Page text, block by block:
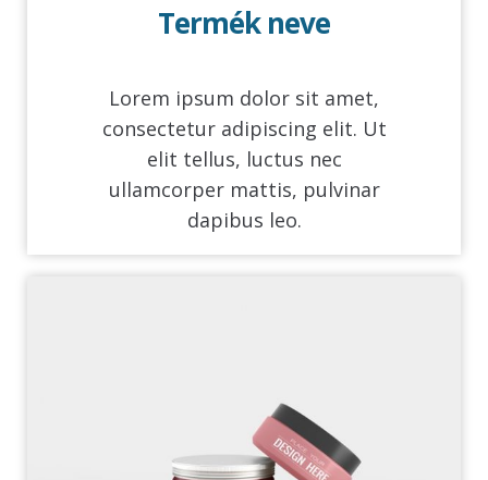
Termék neve
Lorem ipsum dolor sit amet,
consectetur adipiscing elit. Ut
elit tellus, luctus nec
ullamcorper mattis, pulvinar
dapibus leo.